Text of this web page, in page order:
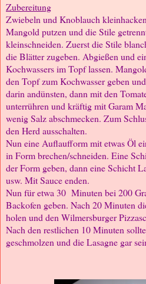
Zubereitung
Zwiebeln und Knoblauch
Mangold putzen und die Stile
kleinschneiden. Zuerst die Stile
die Blätter zugeben. Abgießen und
Kochwassers im Topf lassen.
den Topf zum Kochwasser geben
darin andünsten, dann mit den
unterrühren und kräftig mit Garam
wenig Salz abschmecken. Zum
den Herd ausschalten.
Nun eine Auflaufform mit etwas Öl
in Form brechen/schneiden. Eine
der Form geben, dann eine Schicht
usw. Mit Sauce enden.
Nun für etwa 30 Minuten bei 200
Backofen geben. Nach 20 Minuten
holen und den Wilmersburger
Nach den restlichen 10 Minuten
geschmolzen und die Lasagne gar